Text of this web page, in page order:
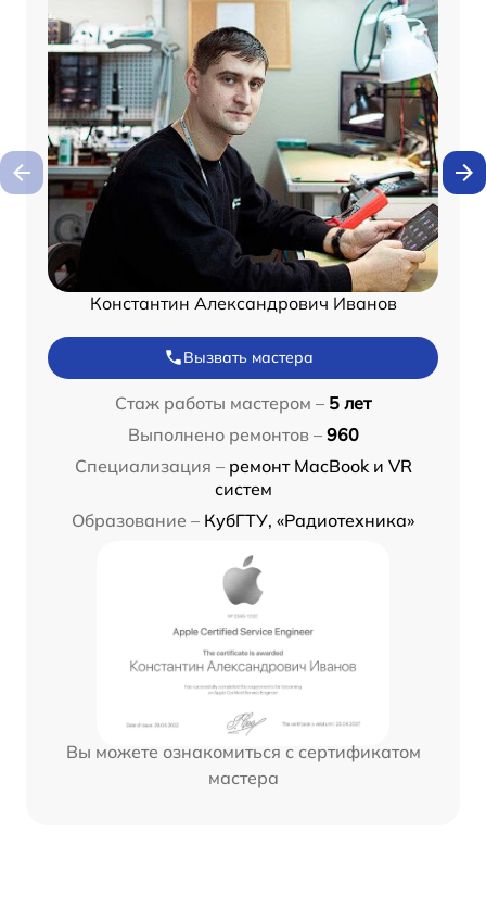
Константин Александрович Иванов
Вызвать мастера
Стаж работы мастером – 5 лет
Выполнено ремонтов – 960
Специализация – ремонт MacBook и VR
систем
Образование – КубГТУ, «Радиотехника»
Вы можете ознакомиться с сертификатом
мастера